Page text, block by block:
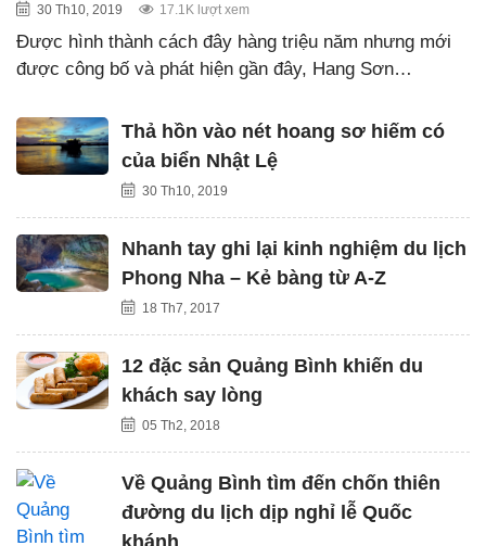
30 Th10, 2019 17.1K lượt xem
Được hình thành cách đây hàng triệu năm nhưng mới
được công bố và phát hiện gần đây, Hang Sơn…
Thả hồn vào nét hoang sơ hiếm có
của biển Nhật Lệ
30 Th10, 2019
Nhanh tay ghi lại kinh nghiệm du lịch
Phong Nha – Kẻ bàng từ A-Z
18 Th7, 2017
12 đặc sản Quảng Bình khiến du
khách say lòng
05 Th2, 2018
Về Quảng Bình tìm đến chốn thiên
đường du lịch dịp nghỉ lễ Quốc
khánh